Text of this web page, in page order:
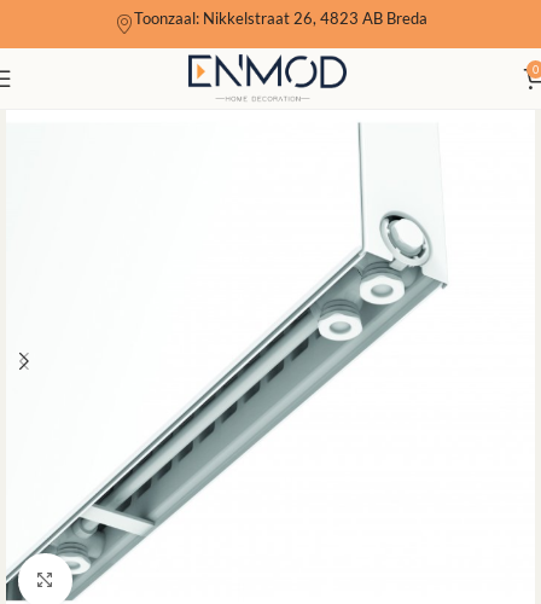
Toonzaal: Nikkelstraat 26, 4823 AB Breda
0
Klik om te vergroten